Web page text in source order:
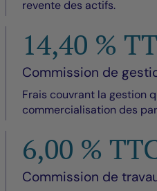
revente des actifs.
14,40 %
Commission de
Frais couvrant la gestion
commercialisation des
6,00 %
Commission de